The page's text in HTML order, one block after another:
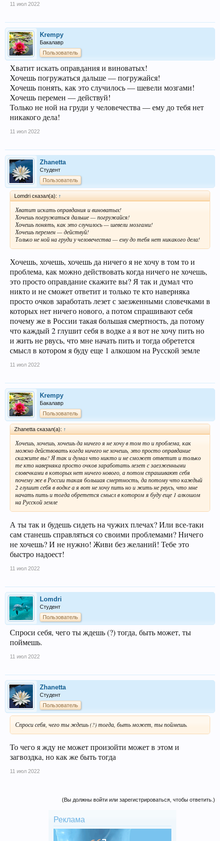
только усугубит ее.
11 июл 2022
Krempy
Бакалавр
Пользователь
Хватит искать оправдания и виноватых!
Хочешь погружаться дальше — погружайся!
Хочешь понять, как это случилось — шевели мозгами!
Хочешь перемен — действуй!
Только не ной на груди у человечества — ему до тебя нет
никакого дела!
11 июл 2022
Zhanetta
Студент
Пользователь
Lomdri сказал(а): ↑
Хватит искать оправдания и виноватых!
Хочешь погружаться дальше — погружайся!
Хочешь понять, как это случилось — шевели мозгами!
Хочешь перемен — действуй!
Только не ной на груди у человечества — ему до тебя нет никакого дела!
Хочешь, хочешь, хочешь да ничего я не хочу в том то и
проблема, как можно действовать когда ничего не хочешь,
это просто оправдание скажите вы? Я так и думал что
никто и не сможет ответит и только те кто наверняка
просто очков заработать лезет с заезженными словечками в
которых нет ничего нового, а потом спрашивают себя
почему же в России такая большая смертность, да потому
что каждый 2 глушит себя в водке а я вот не хочу пить но
и жить не рвусь, что мне начать пить и тогда обретется
смысл в котором я буду еще 1 алкошом на Русской земле
11 июл 2022
Krempy
Бакалавр
Пользователь
Zhanetta сказал(а): ↑
Хочешь, хочешь, хочешь да ничего я не хочу в том то и проблема, как
можно действовать когда ничего не хочешь, это просто оправдание
скажите вы? Я так и думал что никто и не сможет ответит и только
те кто наверняка просто очков заработать лезет с заезженными
словечками в которых нет ничего нового, а потом спрашивают себя
почему же в России такая большая смертность, да потому что каждый
2 глушит себя в водке а я вот не хочу пить но и жить не рвусь, что мне
начать пить и тогда обретется смысл в котором я буду еще 1 алкошом
на Русской земле
А ты так и будешь сидеть на чужих плечах? Или все-таки
сам станешь справляться со своими проблемами? Ничего
не хочешь? И не нужно! Живи без желаний! Тебе это
быстро надоест!
11 июл 2022
Lomdri
Студент
Пользователь
Спроси себя, чего ты ждешь (?) тогда, быть может, ты
поймешь.
11 июл 2022
Zhanetta
Студент
Пользователь
Спроси себя, чего ты ждешь (?) тогда, быть может, ты поймешь.
То чего я жду не может произойти может в этом и
загвоздка, но как же быть тогда
11 июл 2022
(Вы должны войти или зарегистрироваться, чтобы ответить.)
Реклама